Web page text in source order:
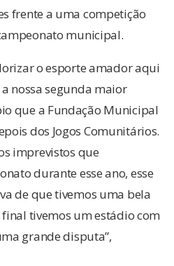
frente a uma competição
municipal.
o esporte amador aqui
a nossa segunda maior
que a Fundação Municipal
dos Jogos Comunitários.
imprevistos que
durante esse ano, esse
de que tivemos uma bela
tivemos um estádio com
grande disputa”,